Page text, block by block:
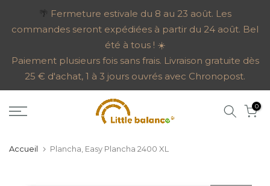
au
🌴 Fermeture estivale du 8 au 23 août. Les
commandes seront expédiées à partir du 24 août. Bel
été à tous ! ☀️
Paiement plusieurs fois sans frais. Livraison gratuite dès
25 € d'achat, 1 à 3 jours ouvrés avec Chronopost.
0
Accueil Plancha, Easy Plancha 2400 XL